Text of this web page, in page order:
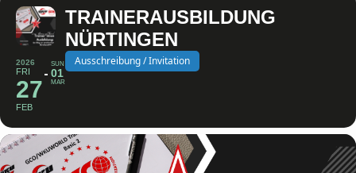
2026
FRI
27
FEB
SUN
01
MAR
TRAINERAUSBILDUNG
NÜRTINGEN
Ausschreibung / Invitation